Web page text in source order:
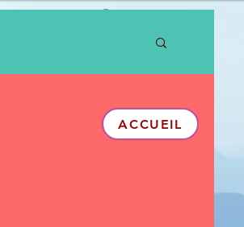
ACCUEIL